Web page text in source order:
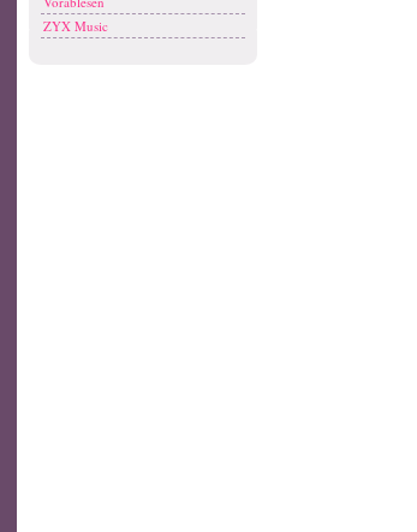
ZYX Music